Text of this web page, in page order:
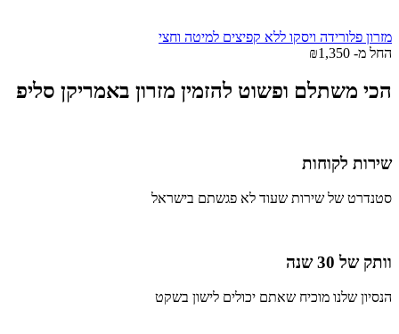
מזרון פלורידה ויסקו ללא קפיצים למיטה וחצי
החל מ-
₪1,350
הכי משתלם ופשוט להזמין מזרון באמריקן סליפ
שירות לקוחות
סטנדרט של שירות שעוד לא פגשתם בישראל
וותק של 30 שנה
הנסיון שלנו מוכיח שאתם יכולים לישון בשקט